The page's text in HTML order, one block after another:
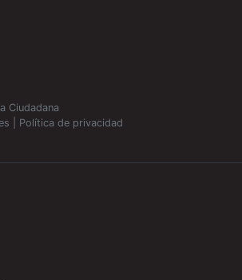
Ciudadana
Política de privacidad